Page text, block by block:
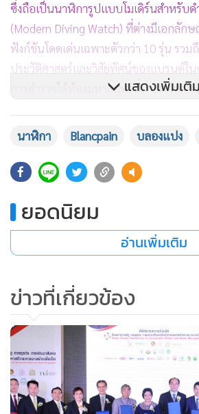
ซึ่งถือเป็นนาฬิการูปแบบโมเดิร์นสําหรับดํ
(Modern Diving Watch) ที่ต่างมีเอกลัก
ฟังก์ชันโดดเด่นเฉพาะตัวกว่า 10 รุ่น รวม
ประวัติศาสตร์และวิสัยทัศน์ของแบรนด์ใน
การสํารวจใต้ท้องมหาสมุทรที่ถ่ายทอดผ่า
บริเวณรอบงานให้ทุกคนได้ซึมซับบรรยาก
การนำรูปภาพมาจัดทำเป็นโปสการ์ดเพื่อ
และเจตนารมณ์การอนุรักษ์ธรรมชาติใต้ท้
ตลอดกาล โดยในงานได้มีการพูดคุยกับช่า
มราน อาหมัด (Imran Ahmad) หนึ่งในเจ้
แสดงในนิทรรศการครั้งนี้ มาร่วมถ่ายทอด
บันทึกภาพความสวยงามใต้ท้องมหาสมุทร
ภูริ หิรัญพฤกษ์ และ ดิษฐ์วัฒน์ อิสสระ ที่มา
มหาสมุทรและร่วมพูดคุยกันอย่างใกล้ชิด
แสดงเพิ่มเติม
นาฬิกา Blancpain บลองแปง
ยอดนิยม
อ่านเพิ่มเติม
ข่าวที่เกี่ยวข้อง